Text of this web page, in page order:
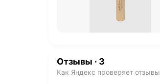
Отзывы · 3
Как Яндекс проверяет отзывы